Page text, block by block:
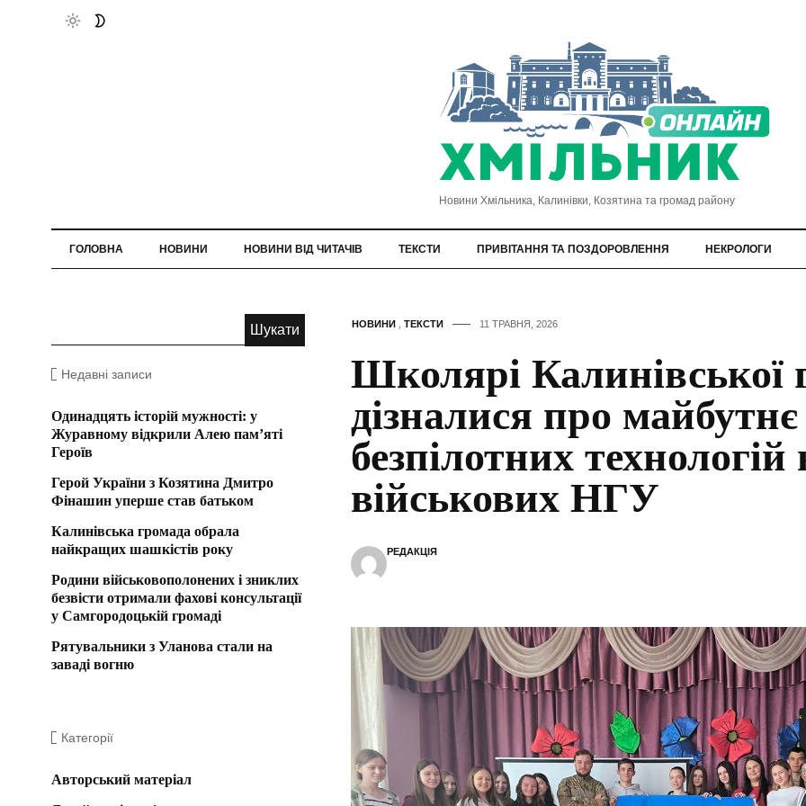
Новини Хмільника, Калинівки, Козятина та громад району
ГОЛОВНА НОВИНИ НОВИНИ ВІД ЧИТАЧІВ ТЕКСТИ ПРИВІТАННЯ ТА ПОЗДОРОВЛЕННЯ НЕКРОЛОГИ
НОВИНИ, ТЕКСТИ 11 ТРАВНЯ, 2026
Школярі Калинівської
дізналися про майбутнє
безпілотних технологій
військових НГУ
РЕДАКЦІЯ
Недавні записи
Одинадцять історій мужності: у
Журавному відкрили Алею пам’яті
Героїв
Герой України з Козятина Дмитро
Фінашин уперше став батьком
Калинівська громада обрала
найкращих шашкістів року
Родини військовополонених і зниклих
безвісти отримали фахові консультації
у Самгородоцькій громаді
Рятувальники з Уланова стали на
заваді вогню
Категорії
Авторський матеріал